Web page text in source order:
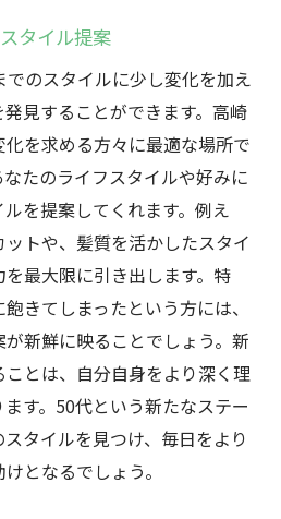
タイル提案
のスタイルに少し変化を加え
見することができます。高崎
を求める方々に最適な場所で
たのライフスタイルや好みに
を提案してくれます。例え
トや、髪質を活かしたスタイ
最大限に引き出します。特
きてしまったという方には、
新鮮に映ることでしょう。新
とは、自分自身をより深く理
す。50代という新たなステー
タイルを見つけ、毎日をより
となるでしょう。